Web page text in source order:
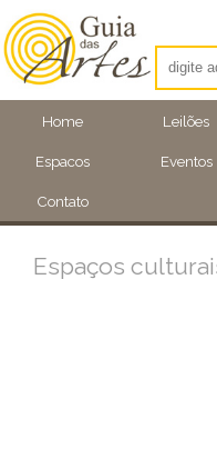
Home Leilões
Espacos Eventos
Contato
Espaços